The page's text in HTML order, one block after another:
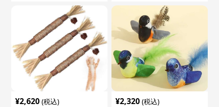
¥2,620 (税込) ¥2,320 (税込)